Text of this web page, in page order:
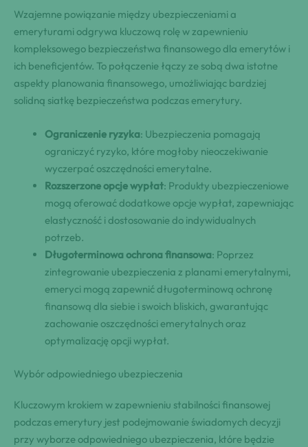
Wzajemne powiązanie między ubezpieczeniami a
emeryturami odgrywa kluczową rolę w zapewnieniu
kompleksowego bezpieczeństwa finansowego dla emerytów i
ich beneficjentów. To połączenie łączy ze sobą dwa istotne
aspekty planowania finansowego, umożliwiając bardziej
solidną siatkę bezpieczeństwa podczas emerytury.
Ograniczenie ryzyka: Ubezpieczenia pomagają
ograniczyć ryzyko, które mogłoby nieoczekiwanie
wyczerpać oszczędności emerytalne.
Rozszerzone opcje wypłat: Produkty ubezpieczeniowe
mogą oferować dodatkowe opcje wypłat, zapewniając
elastyczność i dostosowanie do indywidualnych
potrzeb.
Długoterminowa ochrona finansowa: Poprzez
zintegrowanie ubezpieczenia z planami emerytalnymi,
emeryci mogą zapewnić długoterminową ochronę
finansową dla siebie i swoich bliskich, gwarantując
zachowanie oszczędności emerytalnych oraz
optymalizację opcji wypłat.
Wybór odpowiedniego ubezpieczenia
Kluczowym krokiem w zapewnieniu stabilności finansowej
podczas emerytury jest podejmowanie świadomych decyzji
przy wyborze odpowiedniego ubezpieczenia, które będzie